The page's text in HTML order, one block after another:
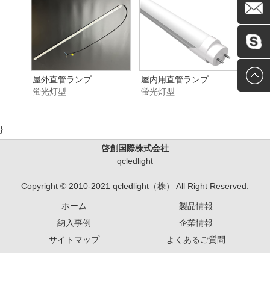
屋外直管ランプ
蛍光灯型
屋内用直管ランプ
蛍光灯型
}
啓創国際株式会社
qcledlight
Copyright © 2010-2021 qcledlight（株） All Right Reserved.
ホーム
製品情報
納入事例
企業情報
サイトマップ
よくあるご質問
+86-
E-mail
Skype